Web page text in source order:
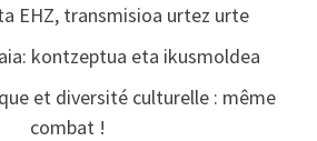
EHZ, transmisioa urtez urte
kontzeptua eta ikusmoldea
et diversité culturelle : même
combat !